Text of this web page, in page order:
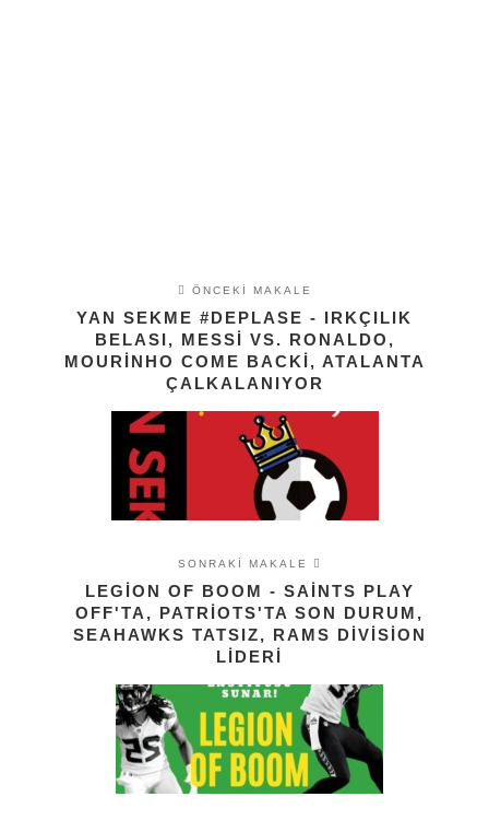
ÖNCEKI MAKALE
YAN SEKME #DEPLASE - IRKÇILIK
BELASI, MESSI VS. RONALDO,
MOURINHO COME BACKI, ATALANTA
ÇALKALANIYOR
SONRAKI MAKALE
LEGION OF BOOM - SAINTS PLAY
OFF'TA, PATRIOTS'TA SON DURUM,
SEAHAWKS TATSIZ, RAMS DIVISION
LIDERI